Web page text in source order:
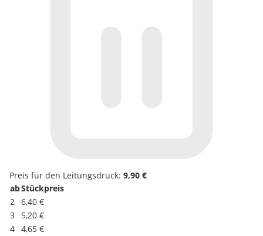
Preis für den Leitungsdruck: 9,90 €
abStückpreis
2 6,40 €
3
5,20 €
4 4,65 €